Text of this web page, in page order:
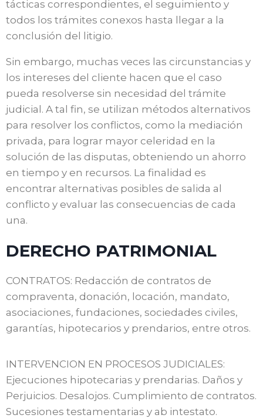
tácticas correspondientes, el seguimiento y
todos los trámites conexos hasta llegar a la
conclusión del litigio.
Sin embargo, muchas veces las circunstancias y
los intereses del cliente hacen que el caso
pueda resolverse sin necesidad del trámite
judicial. A tal fin, se utilizan métodos alternativos
para resolver los conflictos, como la mediación
privada, para lograr mayor celeridad en la
solución de las disputas, obteniendo un ahorro
en tiempo y en recursos. La finalidad es
encontrar alternativas posibles de salida al
conflicto y evaluar las consecuencias de cada
una.
DERECHO PATRIMONIAL
CONTRATOS: Redacción de contratos de
compraventa, donación, locación, mandato,
asociaciones, fundaciones, sociedades civiles,
garantías, hipotecarios y prendarios, entre otros.
INTERVENCION EN PROCESOS JUDICIALES:
Ejecuciones hipotecarias y prendarias. Daños y
Perjuicios. Desalojos. Cumplimiento de contratos.
Sucesiones testamentarias y ab intestato.